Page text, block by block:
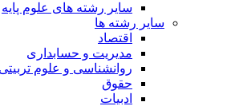
سایر رشته های علوم پایه
سایر رشته ها
اقتصاد
مدیریت و حسابداری
روانشناسی و علوم تربیتی
حقوق
ادبیات